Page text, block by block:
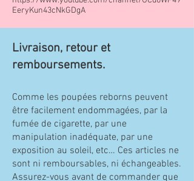
EeryKun43cNkGDgA
Livraison, retour et
remboursements.
Comme les poupées reborns peuvent
être facilement endommagées, par la
fumée de cigarette, par une
manipulation inadéquate, par une
exposition au soleil, etc… Ces articles ne
sont ni remboursables, ni échangeables.
Assurez-vous avant de commander que